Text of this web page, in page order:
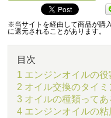
※当サイトを経由して商品が購
に還元されることがあります。
目次
1 エンジンオイルの役
2 オイル交換のタイミ
3 オイルの種類ってあ
4 エンジンオイルの粘